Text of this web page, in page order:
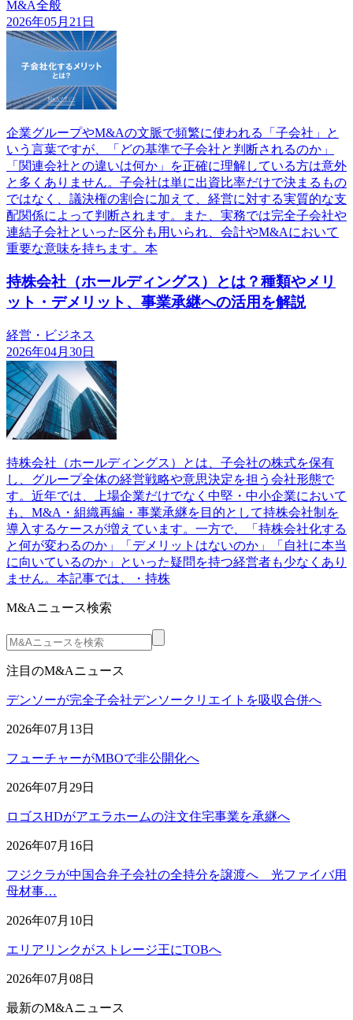
M&A全般
2026年05月21日
企業グループやM&Aの文脈で頻繁に使われる「子会社」と
いう言葉ですが、「どの基準で子会社と判断されるのか」
「関連会社との違いは何か」を正確に理解している方は意外
と多くありません。子会社は単に出資比率だけで決まるもの
ではなく、議決権の割合に加えて、経営に対する実質的な支
配関係によって判断されます。また、実務では完全子会社や
連結子会社といった区分も用いられ、会計やM&Aにおいて
重要な意味を持ちます。本
持株会社（ホールディングス）とは？種類やメリ
ット・デメリット、事業承継への活用を解説
経営・ビジネス
2026年04月30日
持株会社（ホールディングス）とは、子会社の株式を保有
し、グループ全体の経営戦略や意思決定を担う会社形態で
す。近年では、上場企業だけでなく中堅・中小企業において
も、M&A・組織再編・事業承継を目的として持株会社制を
導入するケースが増えています。一方で、「持株会社化する
と何が変わるのか」「デメリットはないのか」「自社に本当
に向いているのか」といった疑問を持つ経営者も少なくあり
ません。本記事では、・持株
M&Aニュース検索
注目のM&Aニュース
デンソーが完全子会社デンソークリエイトを吸収合併へ
2026年07月13日
フューチャーがMBOで非公開化へ
2026年07月29日
ロゴスHDがアエラホームの注文住宅事業を承継へ
2026年07月16日
フジクラが中国合弁子会社の全持分を譲渡へ 光ファイバ用
母材事…
2026年07月10日
エリアリンクがストレージ王にTOBへ
2026年07月08日
最新のM&Aニュース